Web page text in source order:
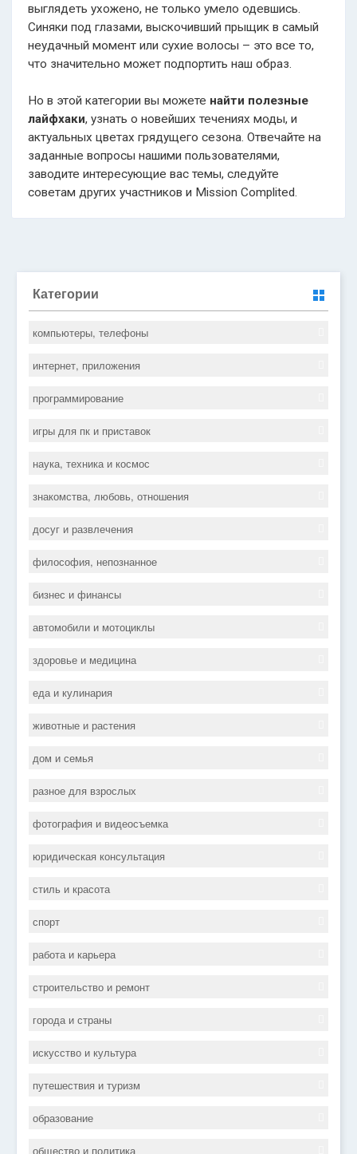
выглядеть ухожено, не только умело одевшись.
Синяки под глазами, выскочивший прыщик в самый
неудачный момент или сухие волосы – это все то,
что значительно может подпортить наш образ.
Но в этой категории вы можете найти полезные
лайфхаки, узнать о новейших течениях моды, и
актуальных цветах грядущего сезона. Отвечайте на
заданные вопросы нашими пользователями,
заводите интересующие вас темы, следуйте
советам других участников и Mission Complited.
Категории
компьютеры, телефоны
интернет, приложения
программирование
игры для пк и приставок
наука, техника и космос
знакомства, любовь, отношения
досуг и развлечения
философия, непознанное
бизнес и финансы
автомобили и мотоциклы
здоровье и медицина
еда и кулинария
животные и растения
дом и семья
разное для взрослых
фотография и видеосъемка
юридическая консультация
стиль и красота
спорт
работа и карьера
строительство и ремонт
города и страны
искусство и культура
путешествия и туризм
образование
общество и политика